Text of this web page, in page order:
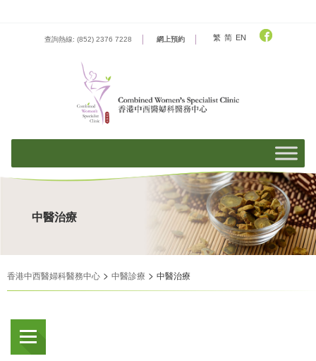
查詢熱線: (852) 2376 7228 網上預約 繁 简 EN
中醫治療
香港中西醫婦科醫務中心 > 中醫診療 > 中醫治療